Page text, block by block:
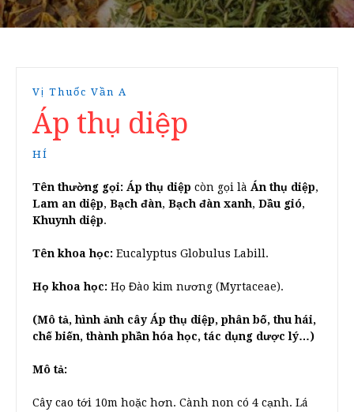
Vị Thuốc Vần A
Áp thụ diệp
HÍ
Tên thường gọi: Áp thụ diệp còn gọi là Án thụ diệp,
Lam an diệp, Bạch đàn, Bạch đàn xanh, Dầu gió,
Khuynh diệp.
Tên khoa học: Eucalyptus Globulus Labill.
Họ khoa học: Họ Đào kim nương (Myrtaceae).
(Mô tả, hình ảnh cây Áp thụ diệp, phân bố, thu hái,
chế biến, thành phần hóa học, tác dụng dược lý…)
Mô tả:
Cây cao tới 10m hoặc hơn. Cành non có 4 cạnh. Lá